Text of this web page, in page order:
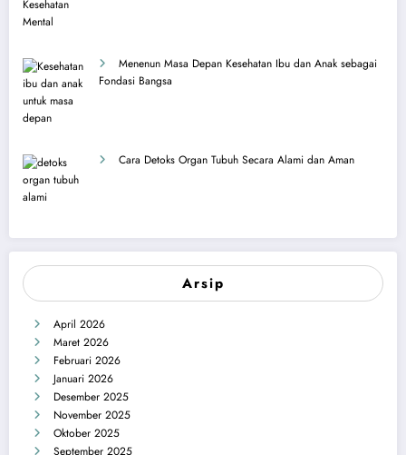
Menenun Masa Depan Kesehatan Ibu dan Anak sebagai
Fondasi Bangsa
Cara Detoks Organ Tubuh Secara Alami dan Aman
Arsip
April 2026
Maret 2026
Februari 2026
Januari 2026
Desember 2025
November 2025
Oktober 2025
September 2025